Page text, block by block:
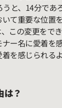
と、14分であ
て重要な位置
この変更をで
ー名に愛着を
を感じられる
は？